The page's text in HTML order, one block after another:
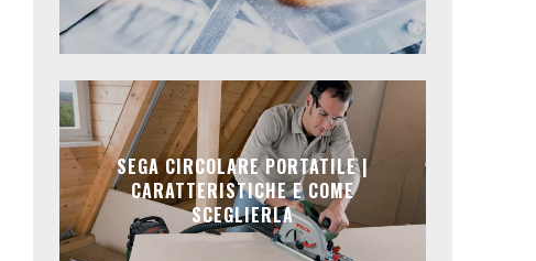
SEGA CIRCOLARE PORTATILE |
CARATTERISTICHE E COME
SCEGLIERLA